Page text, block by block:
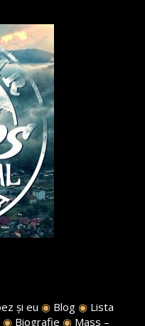
și eu ◉ Blog ◉ Lista
◉ Biografie ◉ Mass –